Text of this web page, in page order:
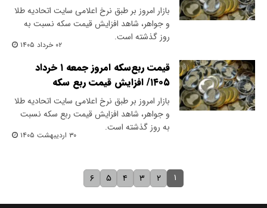
​بازار امروز بر طبق نرخ اعلامی سایت اتحادیه طلا
و جواهر، شاهد افزایش قیمت‌‌‌‌ سکه نسبت به
روز گذشته است.
۰۲ خرداد ۱۴۰۵
قیمت ربع‌سکه امروز جمعه ۱ خرداد
۱۴۰۵/ افزایش قیمت ربع سکه
بازار امروز بر طبق نرخ اعلامی سایت اتحادیه طلا
و جواهر، شاهد افزایش قیمت ربع سکه نسبت
به روز گذشته است.
۳۰ اردیبهشت ۱۴۰۵
۱ ۲ ۳ ۴ ۵ ۶